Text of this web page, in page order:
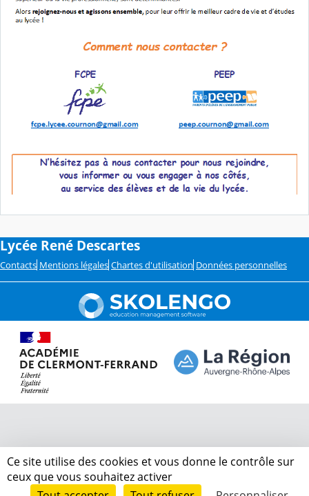
Lycée René Descartes
Contacts Mentions légales Chartes d'utilisation Données personnelles
Ce site utilise des cookies et vous donne le contrôle sur
ceux que vous souhaitez activer